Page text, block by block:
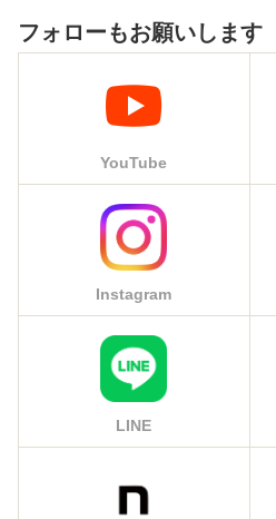
フォローもお願いします
YouTube
Instagram
LINE